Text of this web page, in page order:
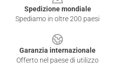
Spedizione mondiale
Spediamo in oltre 200 paesi
Garanzia internazionale
Offerto nel paese di utilizzo